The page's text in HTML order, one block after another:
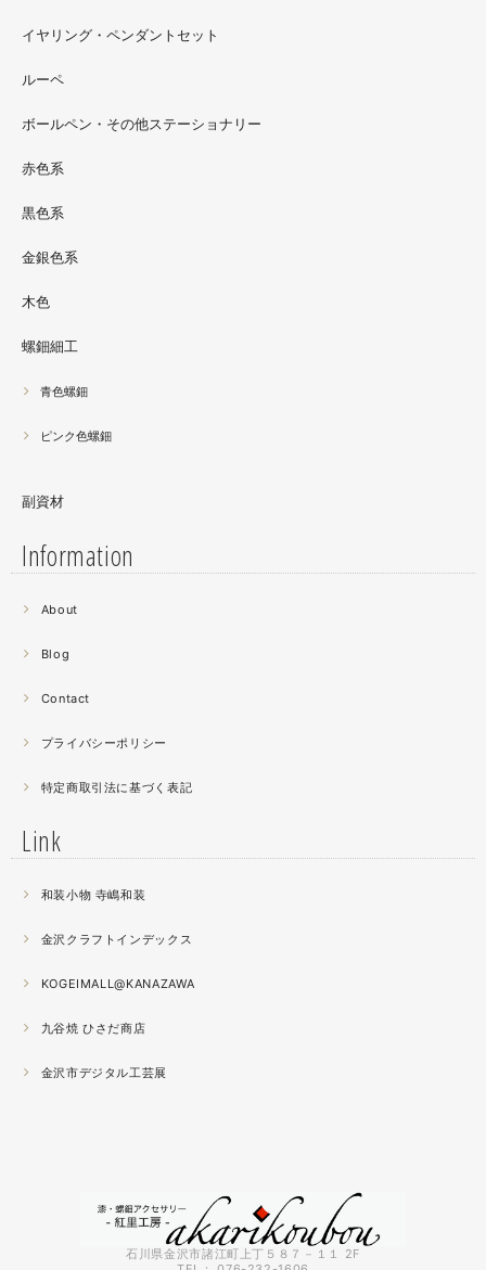
螺鈿ソフビでお世話になっているT-BASE銀座ギャラリー
さんの渋谷パルコでの展示イベントに、アートソフビ『匠
シリーズ』紅里工房螺鈿装飾も展示されています。アクセ
サリーとはまた違った美しさがあると思うのでぜひご覧く
螺鈿細工の工程。青みの強い鮑貝を使ってステンドグラス
曲面に螺鈿するためには貝も小さなカケラを使う必要が...
昔作った２０００ピースのジグソーパズルを思い出す。ひ
薔薇のブローチ木地制作中。
薄く作らねば。。。パキッとやってしまったときの悲しさ
秋の催事シーズンに向けてまた木地を作り始めました。
2021.04
いの桜が満開になりました。
で石川県地場産業振興センター本館１階にて開催です。石
川県内で活動する５０歳未満の作り手６０人による展示会
イヤリング・ペンダントセット
ルーペ
ボールペン・その他ステーショナリー
赤色系
黒色系
金銀色系
木色
螺鈿細工
青色螺鈿
ピンク色螺鈿
副資材
Information
About
Blog
Contact
プライバシーポリシー
特定商取引法に基づく表記
Link
和装小物 寺嶋和装
金沢クラフトインデックス
KOGEIMALL@KANAZAWA
九谷焼 ひさだ商店
金沢市デジタル工芸展
石川県金沢市諸江町上丁５８７－１１ 2F